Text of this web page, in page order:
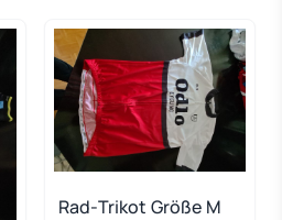
Rad-Trikot Größe M